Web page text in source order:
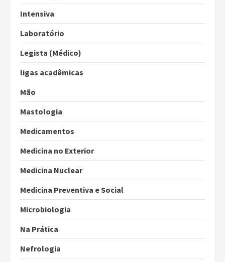
Intensiva
Laboratório
Legista (Médico)
ligas acadêmicas
Mão
Mastologia
Medicamentos
Medicina no Exterior
Medicina Nuclear
Medicina Preventiva e Social
Microbiologia
Na Prática
Nefrologia